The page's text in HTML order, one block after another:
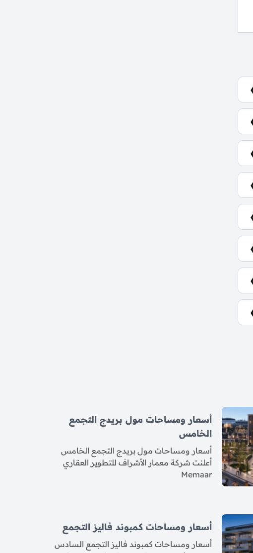
أسعار ومساحات مول بريدج التجمع
الخامس
أسعار ومساحات مول بريدج التجمع الخامس
أعلنت شركة معمار الأشراف للتطوير العقاري
Memaar
أسعار ومساحات كمبوند فاليز التجمع
أسعار ومساحات كمبوند فاليز التجمع السادس